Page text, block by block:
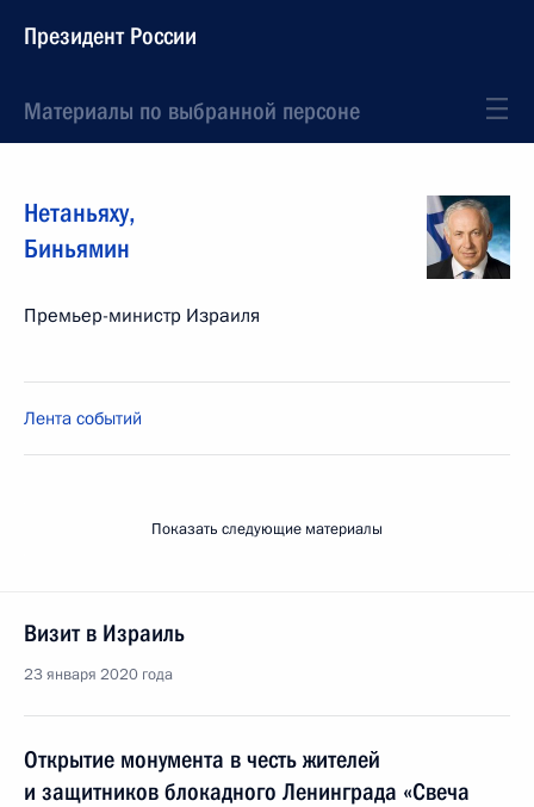
Президент России
Материалы по выбранной персоне
Нетаньяху,
Биньямин
Премьер-министр Израиля
Лента событий
Показать следующие материалы
Визит в Израиль
23 января 2020 года
Открытие монумента в честь жителей
и защитников блокадного Ленинграда «Свеча